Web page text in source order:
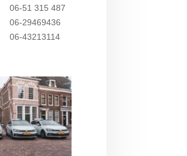
06-51 315 487
06-29469436
06-43213114